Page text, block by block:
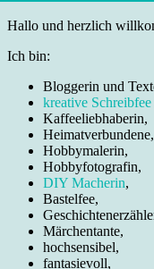
Hallo und herzlich
Ich bin:
Bloggerin und
kreative Schreibfee
Kaffeeliebhaberin,
Heimatverbundene,
Hobbymalerin,
Hobbyfotografin,
DIY Macherin,
Bastelfee,
Märchentante,
hochsensibel,
fantasievoll,